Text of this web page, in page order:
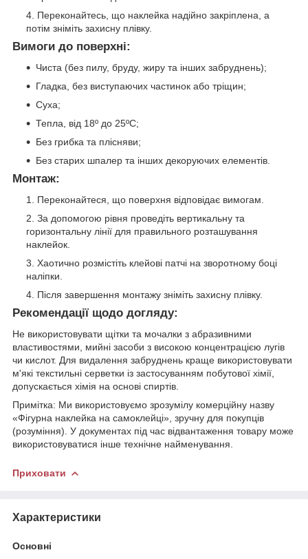
Переконайтесь, що наклейка надійно закріплена, а
потім зніміть захисну плівку.
Вимоги до поверхні:
Чиста (без пилу, бруду, жиру та інших забруднень);
Гладка, без виступаючих частинок або тріщин;
Суха;
Тепла, від 18º до 25ºС;
Без грибка та плісняви;
Без старих шпалер та інших декоруючих елементів.
Монтаж:
Переконайтеся, що поверхня відповідає вимогам.
За допомогою рівня проведіть вертикальну та
горизонтальну лінії для правильного розташування
наклейок.
Хаотично розмістіть клейові патчі на зворотному боці
наліпки.
Після завершення монтажу зніміть захисну плівку.
Рекомендації щодо догляду:
Не використовувати щітки та мочалки з абразивними
властивостями, мийні засоби з високою концентрацією лугів
чи кислот. Для видалення забруднень краще використовувати
м'які текстильні серветки із застосуванням побутової хімії,
допускається хімія на основі спиртів.
Примітка: Ми використовуємо зрозумілу комерційну назву
«Фігурна наклейка на самоклейці», зручну для покупців
(розуміння). У документах під час відвантаження товару може
використовуватися інше технічне найменування.
Приховати
Характеристики
Основні